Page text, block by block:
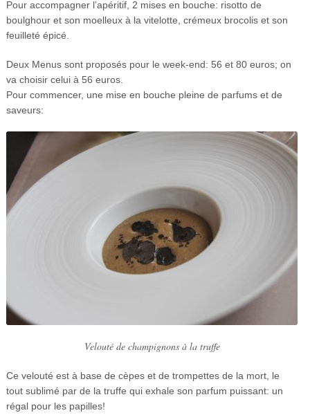
Pour accompagner l’apéritif, 2 mises en bouche: risotto de
boulghour et son moelleux à la vitelotte, crémeux brocolis et son
feuilleté épicé.
Deux Menus sont proposés pour le week-end: 56 et 80 euros; on
va choisir celui à 56 euros.
Pour commencer, une mise en bouche pleine de parfums et de
saveurs:
Velouté de champignons à la truffe
Ce velouté est à base de cèpes et de trompettes de la mort, le
tout sublimé par de la truffe qui exhale son parfum puissant: un
régal pour les papilles!